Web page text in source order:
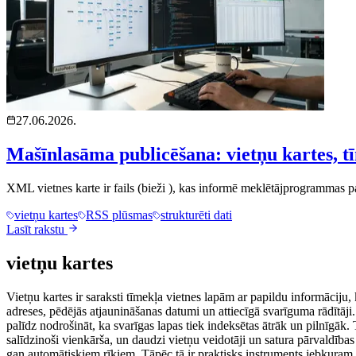
27.06.2026.
Mašīnlasāma publicēšana: vietņu kartes,
XML vietnes karte ir fails (bieži ), kas informē meklētājprogrammas
vietņu kartes RSS plūsmas strukturēti dati
Lasīt rakstu
vietņu kartes
Vietņu kartes ir saraksti tīmekļa vietnes lapām ar papildu
adreses, pēdējās atjaunināšanas datumi un attiecīgā svarīguma
palīdz nodrošināt, ka svarīgas lapas tiek indeksētas ātrāk un
salīdzinoši vienkārša, un daudzi vietņu veidotāji un satura